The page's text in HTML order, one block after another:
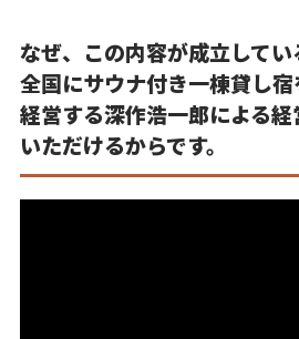
なぜ、この内容が成立してい
全国にサウナ付き一棟貸し宿
経営する深作浩一郎による
いただけるからです。